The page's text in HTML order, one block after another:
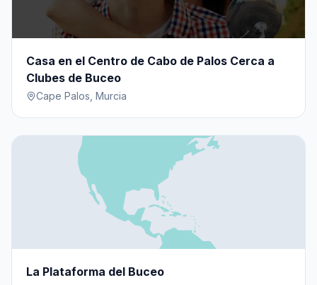
Casa en el Centro de Cabo de Palos Cerca a
Clubes de Buceo
Cape Palos Murcia
La Plataforma del Buceo